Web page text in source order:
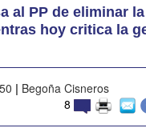
al PP de eliminar
hoy critica la
| Begoña Cisneros
8